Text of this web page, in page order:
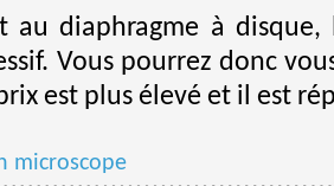
au diaphragme à
Vous pourrez donc
est plus élevé et il est
microscope